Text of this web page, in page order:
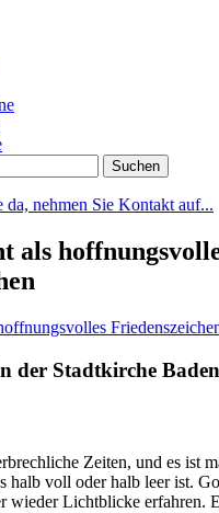
da, nehmen Sie Kontakt auf...
als
der Stadtkirche
Zeiten, und es ist
halb voll oder halb leer ist.
wieder Lichtblicke erfahren.